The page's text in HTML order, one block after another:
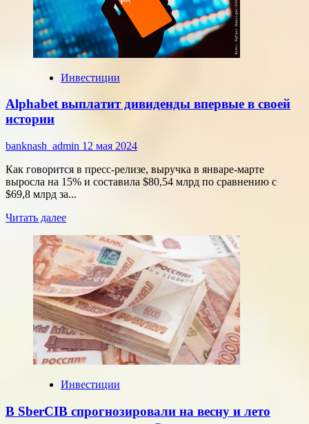
Инвестиции
Alphabet выплатит дивиденды впервые в своей
истории
banknash_admin 12 мая 2024
Как говорится в пресс-релизе, выручка в январе-марте
выросла на 15% и составила $80,54 млрд по сравнению с
$69,8 млрд за...
Читать далееПрочитать
Alphabet
выплатит
дивиденды
впервые
в
своей
истории
Инвестиции
В SberCIB спрогнозировали на весну и лето